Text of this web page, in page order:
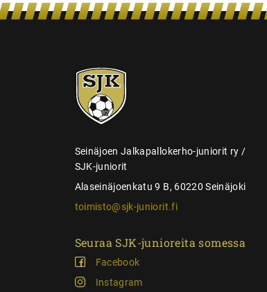
n
SJK-
juniorit
Seinäjoen Jalkapallokerho-juniorit ry /
SJK-juniorit
Alaseinäjoenkatu 9 B, 60220 Seinäjoki
toimisto@sjk-juniorit.fi
Seuraa SJK-junioreita somessa
Facebook
Instagram